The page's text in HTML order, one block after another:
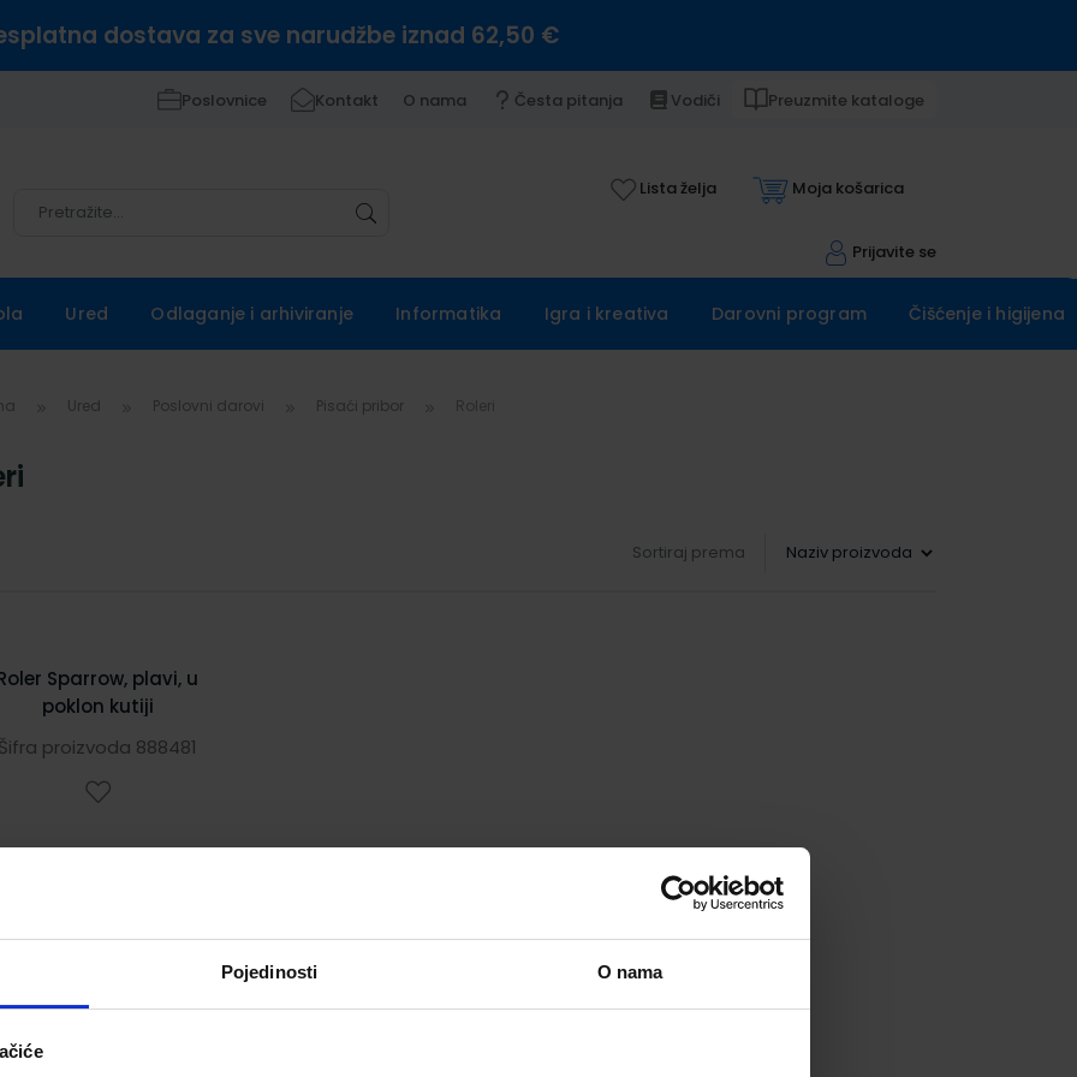
Pojedinosti O nama
dostava za sve narudžbe iznad 62,50 €
Poslovnice Kontakt O nama Česta pitanja Vodiči Preuzmite kataloge
Lista želja Moja košarica
Prijavite se
Ured Odlaganje i arhiviranje Informatika Igra i kreativa Darovni program Čišćenje i higijena
Ured Poslovni darovi Pisaći pribor
Sortiraj prema
Sparrow, plavi, u
poklon kutiji
Šifra proizvoda 888481